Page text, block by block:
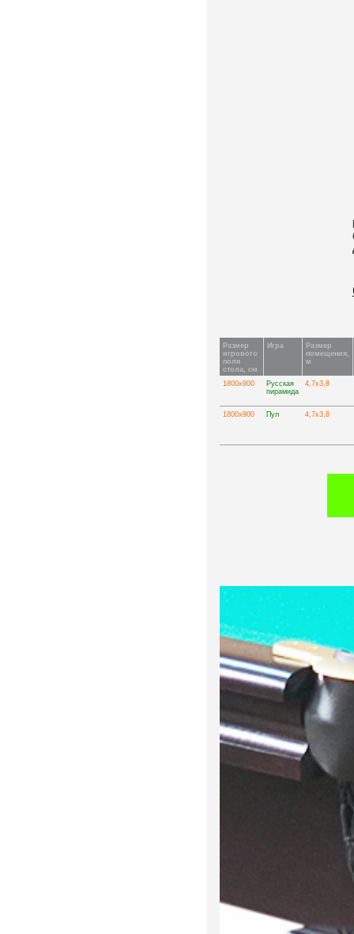
Размер
игрового
поля
стола, см
Игра
Размер
помещения,
м
1800х900
Русская
пирамида
4,7х3,8
1800х900 Пул 4,7х3,8